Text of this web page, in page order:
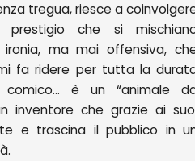
tregua, riesce a
che si
ma mai offensiva,
fa ridere per tutta la
è un “animale
inventore che grazie ai
e trascina il pubblico in